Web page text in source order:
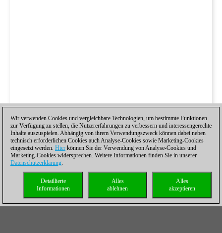
Wir verwenden Cookies und vergleichbare Technologien, um bestimmte Funktionen
zur Verfügung zu stellen, die Nutzererfahrungen zu verbessern und interessengerechte
Inhalte auszuspielen. Abhängig von ihrem Verwendungszweck können dabei neben
technisch erforderlichen Cookies auch Analyse-Cookies sowie Marketing-Cookies
eingesetzt werden. Hier können Sie der Verwendung von Analyse-Cookies und
Marketing-Cookies widersprechen. Weitere Informationen finden Sie in unserer
Datenschutzerklärung.
Alles
akzeptieren
Alles
ablehnen
Detaillierte
Informationen